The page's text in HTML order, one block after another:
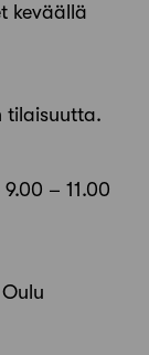
keväällä
tilaisuutta.
– 11.00